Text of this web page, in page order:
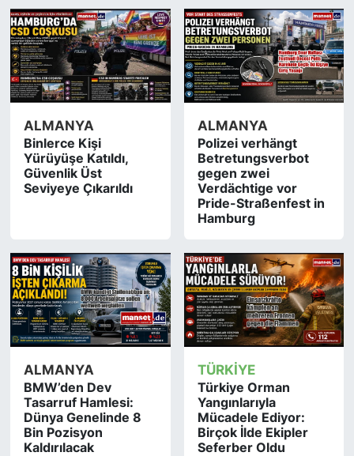
ALMANYA
Binlerce Kişi
Yürüyüşe Katıldı,
Güvenlik Üst
Seviyeye Çıkarıldı
ALMANYA
Polizei verhängt
Betretungsverbot
gegen zwei
Verdächtige vor
Pride-Straßenfest in
Hamburg
ALMANYA
BMW’den Dev
Tasarruf Hamlesi:
Dünya Genelinde 8
Bin Pozisyon
Kaldırılacak
TÜRKİYE
Türkiye Orman
Yangınlarıyla
Mücadele Ediyor:
Birçok İlde Ekipler
Seferber Oldu